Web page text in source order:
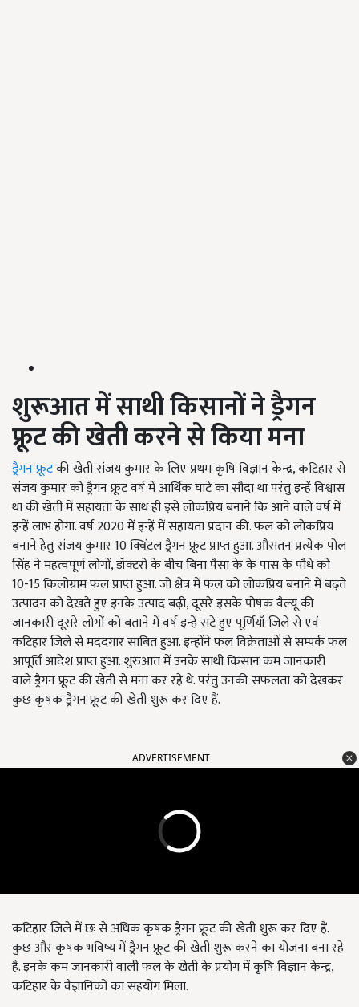
शुरूआत में साथी किसानों ने ड्रैगन
फ्रूट की खेती करने से किया मना
ड्रैगन फ्रूटकी खेती संजय कुमार के लिए प्रथम कृषि विज्ञान केन्द्र, कटिहार से
संजय कुमार को ड्रैगन फ्रूट वर्ष में आर्थिक घाटे का सौदा था परंतु इन्हें विश्वास
था की खेती में सहायता के साथ ही इसे लोकप्रिय बनाने कि आने वाले वर्ष में
इन्हें लाभ होगा. वर्ष 2020 में इन्हें में सहायता प्रदान की. फल को लोकप्रिय
बनाने हेतु संजय कुमार 10 क्विंटल ड्रैगन फ्रूट प्राप्त हुआ. औसतन प्रत्येक पोल
सिंह ने महत्वपूर्ण लोगों, डॉक्टरों के बीच बिना पैसा के के पास के पौधे को
10-15 किलोग्राम फल प्राप्त हुआ. जो क्षेत्र में फल को लोकप्रिय बनाने में बढ़ते
उत्पादन को देखते हुए इनके उत्पाद बढ़ी, दूसरे इसके पोषक वैल्यू की
जानकारी दूसरे लोगों को बताने में वर्ष इन्हें सटे हुए पूर्णियाँ जिले से एवं
कटिहार जिले से मददगार साबित हुआ. इन्होंने फल विक्रेताओं से सम्पर्क फल
आपूर्ति आदेश प्राप्त हुआ. शुरुआत में उनके साथी किसान कम जानकारी
वाले ड्रैगन फ्रूट की खेती से मना कर रहे थे. परंतु उनकी सफलता को देखकर
कुछ कृषक ड्रैगन फ्रूट की खेती शुरू कर दिए हैं.
ADVERTISEMENT
कटिहार जिले में छः से अधिक कृषक ड्रैगन फ्रूट की खेती शुरू कर दिए हैं.
कुछ और कृषक भविष्य में ड्रैगन फ्रूट की खेती शुरू करने का योजना बना रहे
हैं. इनके कम जानकारी वाली फल के खेती के प्रयोग में कृषि विज्ञान केन्द्र,
कटिहार के वैज्ञानिकों का सहयोग मिला.